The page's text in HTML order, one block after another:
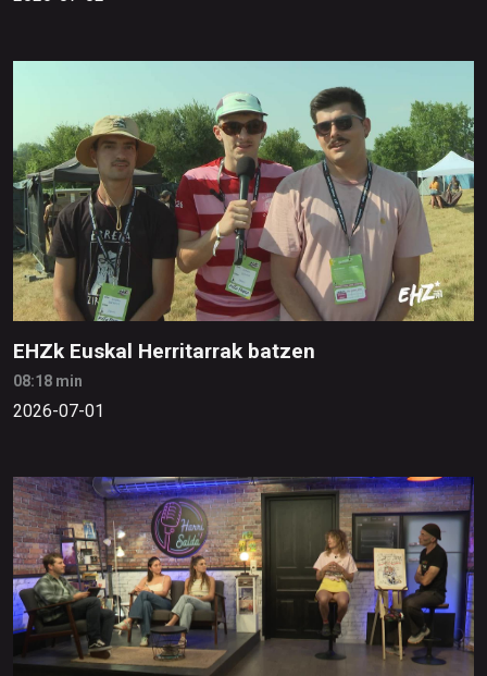
EHZk Euskal Herritarrak batzen
08:18 min
2026-07-01